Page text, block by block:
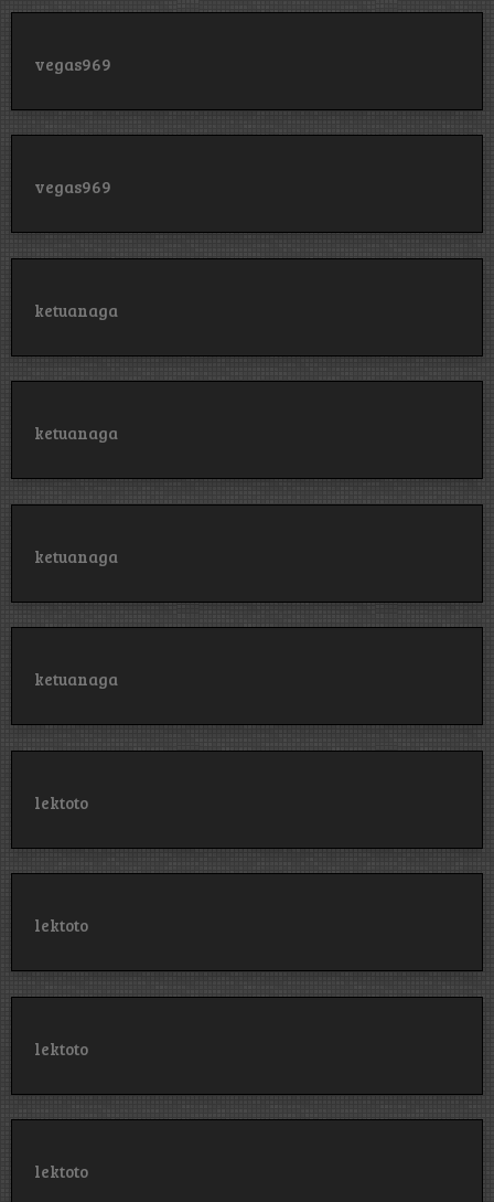
vegas969
vegas969
ketuanaga
ketuanaga
ketuanaga
ketuanaga
lektoto
lektoto
lektoto
lektoto